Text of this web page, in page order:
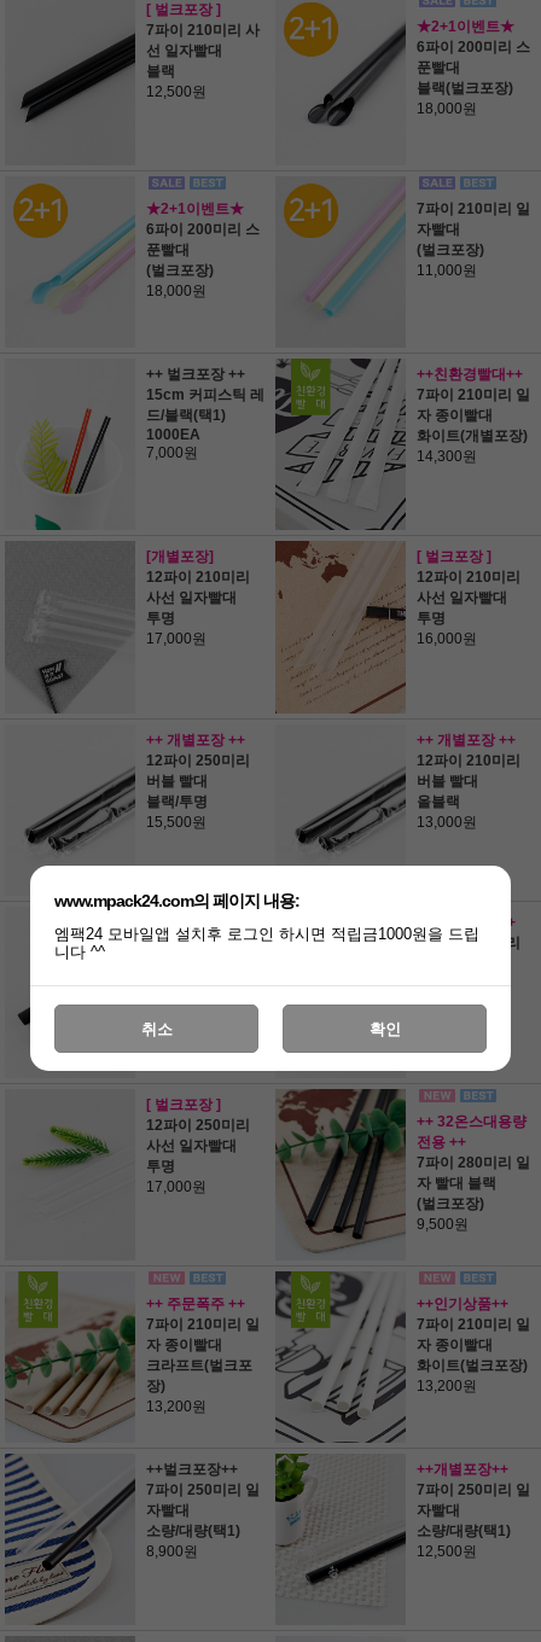
[ 벌크포장 ]
7파이 210미리 사
선 일자빨대
블랙
12,500원
★2+1이벤트★
6파이 200미리 스
푼빨대
블랙(벌크포장)
18,000원
★2+1이벤트★
6파이 200미리 스
푼빨대
(벌크포장)
18,000원
7파이 210미리 일
자빨대
(벌크포장)
11,000원
++ 벌크포장 ++
15cm 커피스틱 레
드/블랙(택1)
1000EA
7,000원
++친환경빨대++
7파이 210미리 일
자 종이빨대
화이트(개별포장)
14,300원
[개별포장]
12파이 210미리
사선 일자빨대
투명
17,000원
[ 벌크포장 ]
12파이 210미리
사선 일자빨대
투명
16,000원
++ 개별포장 ++
12파이 250미리
버블 빨대
블랙/투명
15,500원
++ 개별포장 ++
12파이 210미리
버블 빨대
올블랙
13,000원
12파이 250미리
올블랙
13,000원
++ 벌크포장 ++
12파이 210미리
올블랙
11,000원
[ 벌크포장 ]
12파이 250미리
사선 일자빨대
투명
17,000원
++ 32온스대용량
전용 ++
7파이 280미리 일
자 빨대 블랙
(벌크포장)
9,500원
++ 주문폭주 ++
7파이 210미리 일
자 종이빨대
크라프트(벌크포
장)
13,200원
++인기상품++
7파이 210미리 일
자 종이빨대
화이트(벌크포장)
13,200원
++벌크포장++
7파이 250미리 일
자빨대
소량/대량(택1)
8,900원
++개별포장++
7파이 250미리 일
자빨대
소량/대량(택1)
12,500원
www.mpack24.com의 페이지 내용:
엠팩24 모바일앱 설치후 로그인 하시면 적립금1000원을 드립
니다 ^^
취소 확인